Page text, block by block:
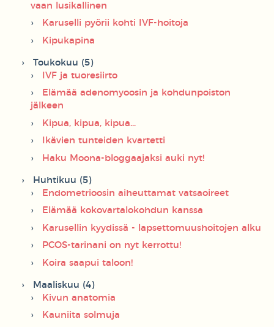
vaan lusikallinen
Karuselli pyörii kohti IVF-hoitoja
Kipukapina
Toukokuu (5)
IVF ja tuoresiirto
Elämää adenomyoosin ja kohdunpoiston
jälkeen
Kipua, kipua, kipua...
Ikävien tunteiden kvartetti
Haku Moona-bloggaajaksi auki nyt!
Huhtikuu (5)
Endometrioosin aiheuttamat vatsaoireet
Elämää kokovartalokohdun kanssa
Karusellin kyydissä - lapsettomuushoitojen alku
PCOS-tarinani on nyt kerrottu!
Koira saapui taloon!
Maaliskuu (4)
Kivun anatomia
Kauniita solmuja